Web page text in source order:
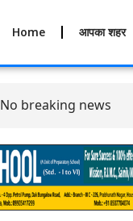
Home आपका शहर
No breaking news